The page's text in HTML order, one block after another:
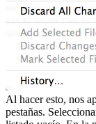
Al hacer esto, nos
pestañas.